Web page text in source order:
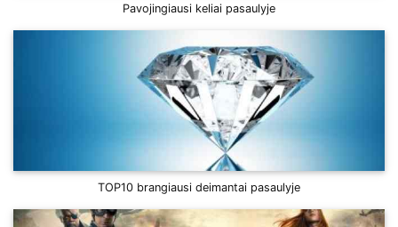
Pavojingiausi keliai pasaulyje
TOP10 brangiausi deimantai pasaulyje